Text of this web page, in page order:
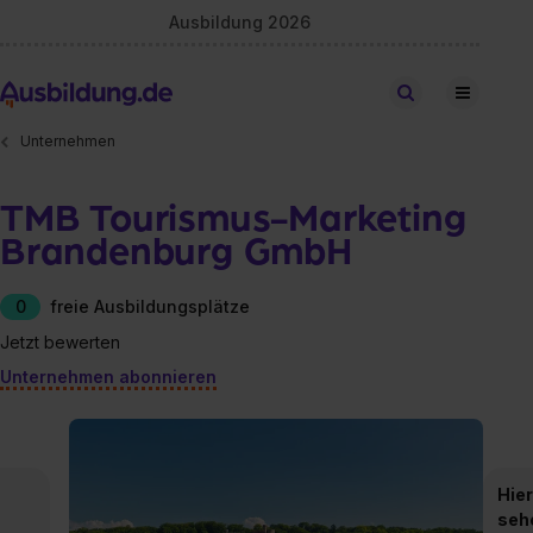
Ausbildung 2026
Stellen finden
Unternehmen
TMB Tourismus-Marketing
Brandenburg GmbH
0
freie Ausbildungsplätze
Jetzt bewerten
Unternehmen abonnieren